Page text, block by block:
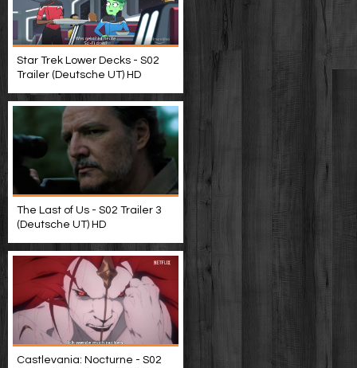
Star Trek Lower Decks - S02
Trailer (Deutsche UT) HD
The Last of Us - S02 Trailer 3
(Deutsche UT) HD
Castlevania: Nocturne - S02